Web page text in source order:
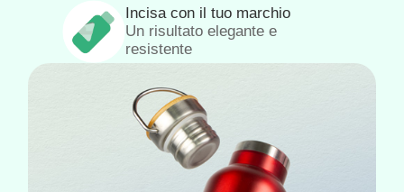
Incisa con il tuo marchio
Un risultato elegante e
resistente